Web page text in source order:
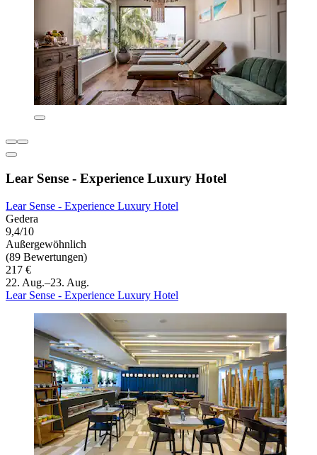
Lear Sense - Experience Luxury Hotel
Lear Sense - Experience Luxury Hotel
Gedera
9,4/10
Außergewöhnlich
(89 Bewertungen)
217 €
22. Aug.–23. Aug.
Lear Sense - Experience Luxury Hotel